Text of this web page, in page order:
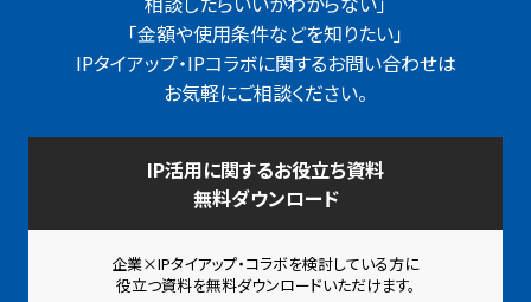
「金額や使用条件などを知りたい」
IPタイアップ・IPコラボに関するお問い合わせは
お気軽にご相談ください。
IP活用に関するお役立ち資料
無料ダウンロード
企業×IPタイアップ・コラボを検討している方に
役立つ資料を無料ダウンロードいただけます。